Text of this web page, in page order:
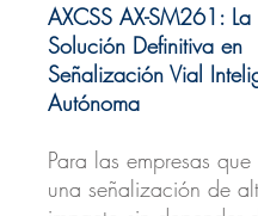
AXCSS AX-SM261: La
Solución Definitiva en
Señalización Vial
Autónoma
Para las empresas
una señalización de